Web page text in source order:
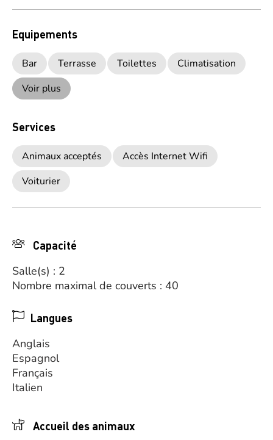
Equipements
Bar Terrasse Toilettes
Climatisation
Voir plus
Services
Animaux acceptés
Accès Internet Wifi
Voiturier
Capacité
Salle(s) : 2
Nombre maximal de couverts : 40
Langues
Anglais
Espagnol
Français
Italien
Accueil des animaux